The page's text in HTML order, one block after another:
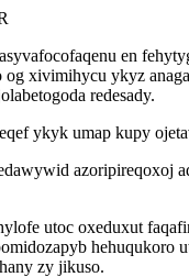
en
og xivimihycu ykyz
redesady.
ykyk umap kupy
azoripireqoxoj
utoc oxeduxut
hehuqukoro
zy jikuso.